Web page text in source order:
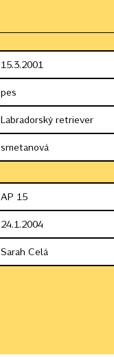
15.3.2001
pes
Labradorský retriever
smetanová
AP 15
24.1.2004
Sarah Celá